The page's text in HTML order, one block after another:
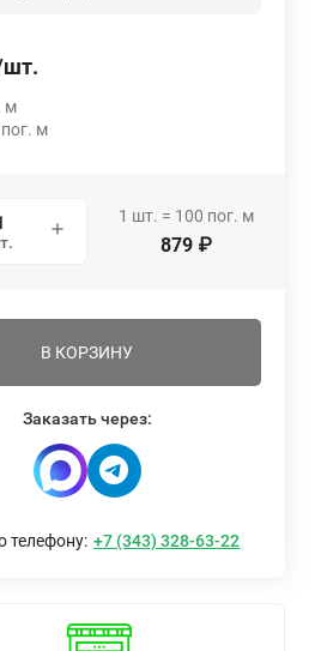
шт.
м
пог. м
1 шт. = 100 пог. м
879 ₽
В КОРЗИНУ
Заказать через:
телефону: +7 (343) 328-63-22